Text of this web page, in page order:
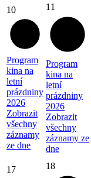
10
Program
kina na
letní
prázdniny
2026
Zobrazit
všechny
záznamy
ze dne
11
Program
kina na
letní
prázdniny
2026
Zobrazit
všechny
záznamy ze
dne
17 18